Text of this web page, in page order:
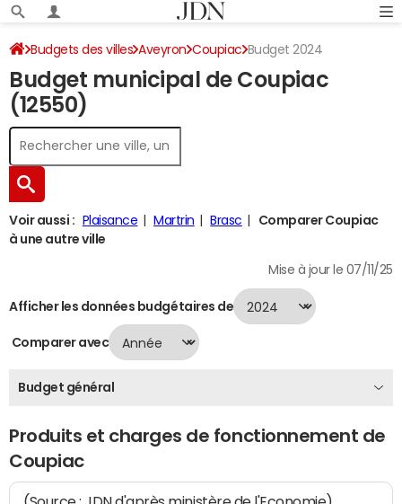
Budgets des villes Aveyron Coupiac Budget 2024
Budget municipal de Coupiac
(12550)
Voir aussi : Plaisance Martrin Brasc
Comparer Coupiac
à une autre ville
Mise à jour le 07/11/25
Afficher les données budgétaires de
Comparer avec
Budget général
Produits et charges de fonctionnement de
Coupiac